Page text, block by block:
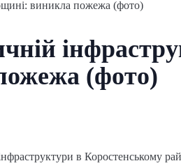
(фото)
в Коростенському